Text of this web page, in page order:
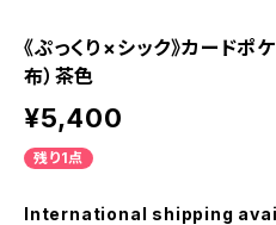
《ぷっくり×シック》カードポ
布）茶色
¥5,400
残り1点
International shipping